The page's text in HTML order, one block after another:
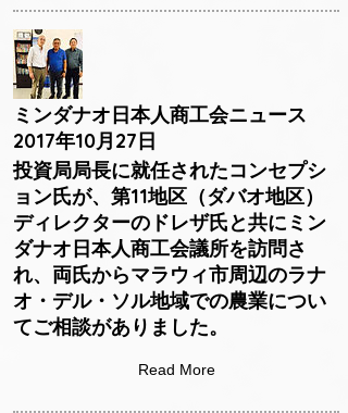
ミンダナオ日本人商工会ニュース
2017年10月27日
投資局局長に就任されたコンセプシ
ョン氏が、第11地区（ダバオ地区）
ディレクターのドレザ氏と共にミン
ダナオ日本人商工会議所を訪問さ
れ、両氏からマラウィ市周辺のラナ
オ・デル・ソル地域での農業につい
てご相談がありました。
Read More